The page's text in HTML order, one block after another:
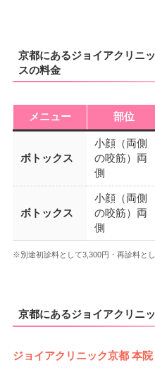
京都にあるジョイアクリニ
スの料金
メニュー 部位
ボトックス
小顔（両側
の咬筋）両
側
ボトックス
小顔（両側
の咬筋）両
側
※別途初診料として3,300円・再診料と
京都にあるジョイアクリニ
ジョイアクリニック京都 本院